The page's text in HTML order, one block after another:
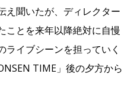
え聞いたが、ディレクター
ことを来年以降絶対に自慢
ライブシーンを担っていく
TIME」後の夕方から